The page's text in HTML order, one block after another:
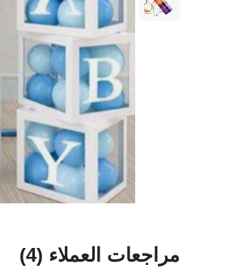
مراجعات العملاء (4)